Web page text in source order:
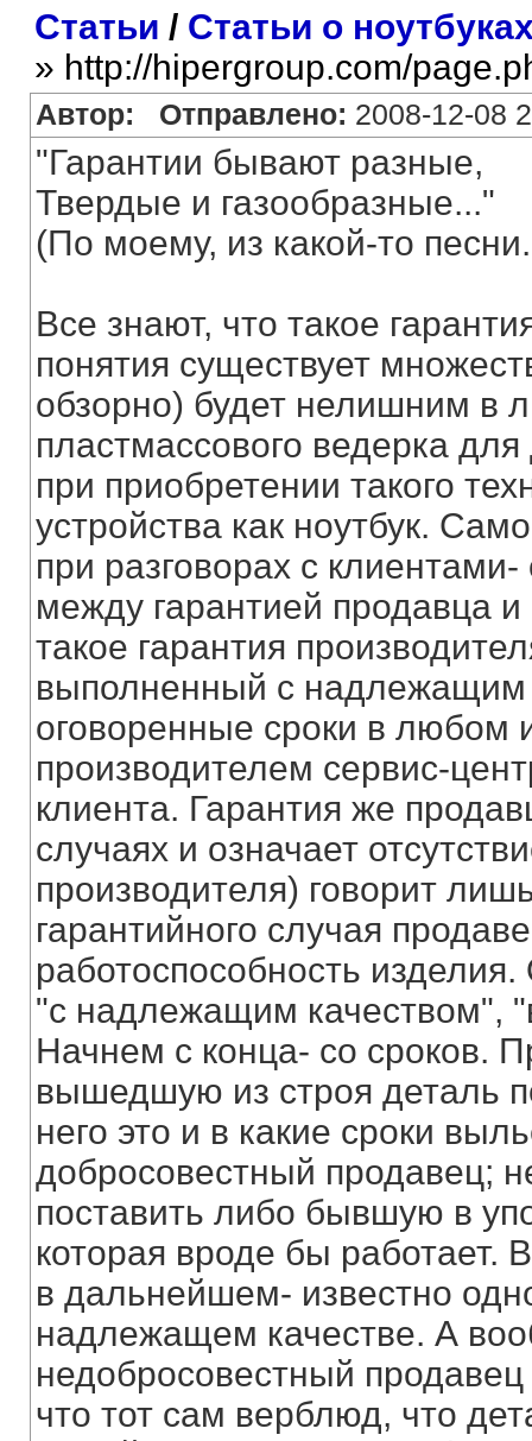
Статьи / Статьи о
» http://hipergroup.com/
Автор: Отправлено: 2008-12-08
"Гарантии бывают разные,
Твердые и газообразные..."
(По моему, из какой-то
Все знают, что такое
понятия существует
обзорно) будет нелишним в
пластмассового ведерка
при приобретении такого
устройства как ноутбук.
при разговорах с
между гарантией продавца
такое гарантия
выполненный с надлежащим
оговоренные сроки в любом
производителем сервис-
клиента. Гарантия же
случаях и означает
производителя) говорит
гарантийного случая
работоспособность
"с надлежащим качеством",
Начнем с конца- со сроков.
вышедшую из строя деталь
него это и в какие сроки
добросовестный продавец;
поставить либо бывшую в
которая вроде бы работает.
в дальнейшем- известно
надлежащем качестве. А
недобросовестный
что тот сам верблюд, что